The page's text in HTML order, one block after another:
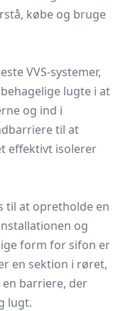
købe og bruge
VVS-systemer,
lugte i at
og ind i
til at
effektivt isolerer
til at opretholde en
og
form for sifon er
en sektion i røret,
en barriere, der
lugt.